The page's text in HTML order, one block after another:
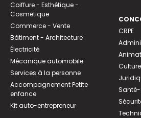
Coiffure - Esthétique -
Cosmétique
Commerce - Vente
Bâtiment - Architecture
Électricité
Mécanique automobile
Services à la personne
Accompagnement Petite
enfance
Kit auto-entrepreneur
CRPE
Culture